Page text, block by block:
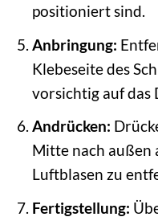
positioniert sind.
Anbringung:
Klebeseite des
vorsichtig auf das
Andrücken:
Mitte nach außen
Luftblasen zu
Fertigstellung: